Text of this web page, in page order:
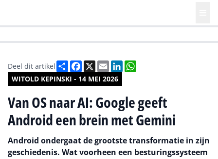
WITOLD KEPINSKI - 14 MEI 2026
Deel dit artikel DeelFacebook
X EmailLinkedIn
Van OS naar AI: Google geeft
Android een brein met Gemini
Android ondergaat de grootste transformatie in zijn
geschiedenis. Wat voorheen een besturingssysteem